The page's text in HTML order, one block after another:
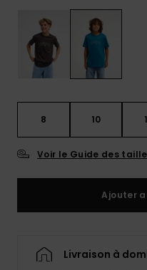
8 10
Voir le Guide des
Ajouter
Livraison à